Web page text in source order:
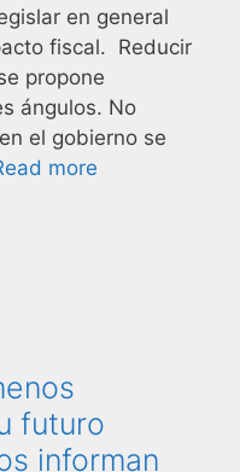
en general
fiscal. Reducir
propone
ángulos. No
el gobierno se
more
futuro
informan